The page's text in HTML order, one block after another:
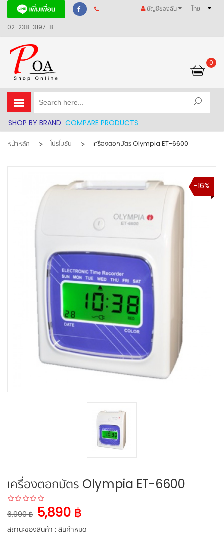
02-238-3197-8
ไทย
บัญชีของฉัน
0
SHOP BY BRAND COMPARE PRODUCTS
หน้าหลัก โปรโมชั่น เครื่องตอกบัตร Olympia ET-6600
-16%
เครื่องตอกบัตร Olympia ET-6600
6,990 ฿ 5,890 ฿
สถานะของสินค้า : สินค้าหมด